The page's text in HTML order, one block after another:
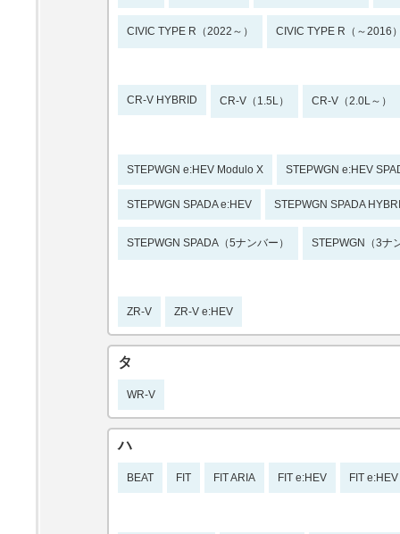
CIVIC TYPE R（2022～） CIVIC TYPE R（～2016
CR-V HYBRID CR-V（1.5L） CR-V（2.0L～）
STEPWGN e:HEV Modulo X STEPWGN e:HEV
STEPWGN SPADA e:HEV STEPWGN SPADA
STEPWGN SPADA（5ナンバー） STEPWGN（3ナ
ZR-V ZR-V e:HEV
タ
WR-V
ハ
BEAT FIT FIT ARIA FIT e:HEV FIT